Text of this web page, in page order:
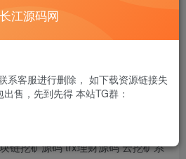
后查看
限时特惠
链挖矿源码 trx理财源码 云挖矿系
长江源码网
系客服进行删除， 如下载资源链接失
售，先到先得 本站TG群：